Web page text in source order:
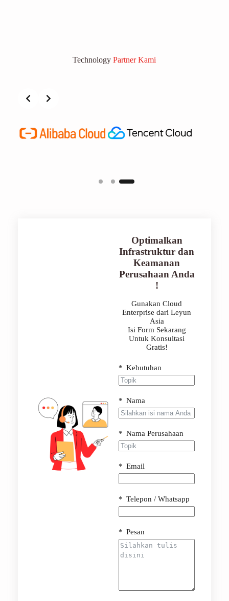
TechnologyPartner Kami
Optimalkan
Infrastruktur dan
Keamanan
Perusahaan Anda
!
Gunakan Cloud
Enterprise dari Leyun
Asia
Isi Form Sekarang
Untuk Konsultasi
Gratis!
Kebutuhan
Nama
Nama Perusahaan
Email
Telepon / Whatsapp
Pesan